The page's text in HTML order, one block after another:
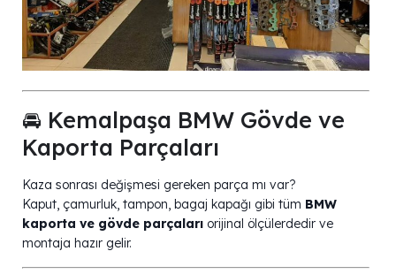
🚘 Kemalpaşa BMW Gövde ve
Kaporta Parçaları
Kaza sonrası değişmesi gereken parça mı var?
Kaput, çamurluk, tampon, bagaj kapağı gibi tüm BMW
kaporta ve gövde parçaları orijinal ölçülerdedir ve
montaja hazır gelir.